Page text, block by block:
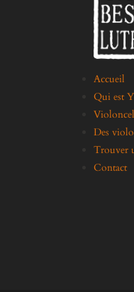
Accueil
Qui est
Des
Trouver
Contact